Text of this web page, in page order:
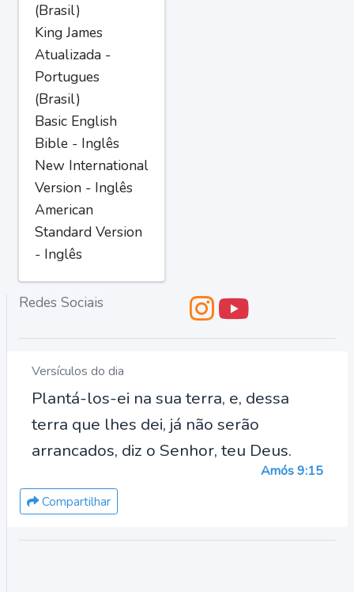
(Brasil)
King James
Atualizada -
Portugues
(Brasil)
Basic English
Bible - Inglês
New International
Version - Inglês
American
Standard Version
- Inglês
Redes Sociais
Versículos do dia
Plantá-los-ei na sua terra, e, dessa
terra que lhes dei, já não serão
arrancados, diz o Senhor, teu Deus.
Amós 9:15
Compartilhar